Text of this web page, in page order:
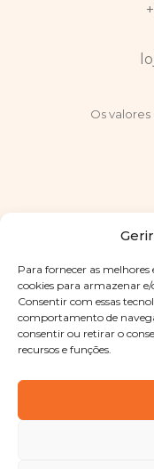
Para fornecer as
cookies para armazenar
Consentir com essas
comportamento de
consentir ou retirar o
recursos e funções.
Os
Copyright © 2025
reservadosPolítica
Designed byShift